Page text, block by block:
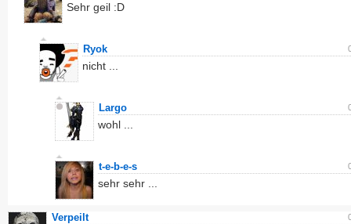
Sehr geil :D
Ryok
nicht ...
Largo
wohl ...
t-e-b-e-s
sehr sehr ...
Verpeilt